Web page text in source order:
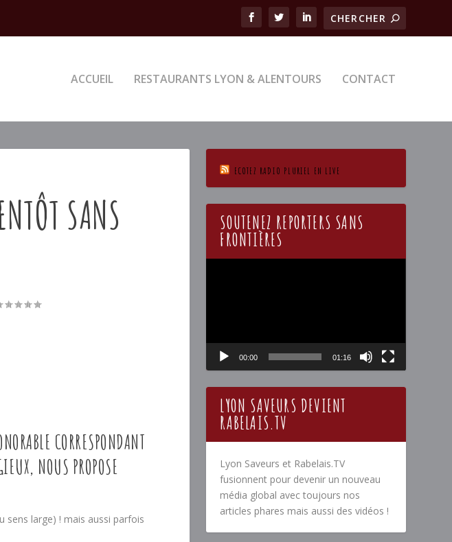
ACCUEIL RESTAURANTS LYON & ALENTOURS CONTACT
SANS
CORRESPONDANT
NOUS PROPOSE
sens large) ! mais aussi parfois
ECOTEZ RADIO PLURIEL EN LIVE
SOUTENEZ REPORTERS SANS
FRONTIÈRES
00:00 01:16
LYON SAVEURS DEVIENT
RABELAIS.TV
Lyon Saveurs et Rabelais.TV
fusionnent pour devenir un nouveau
média global avec toujours nos
articles phares mais aussi des vidéos !